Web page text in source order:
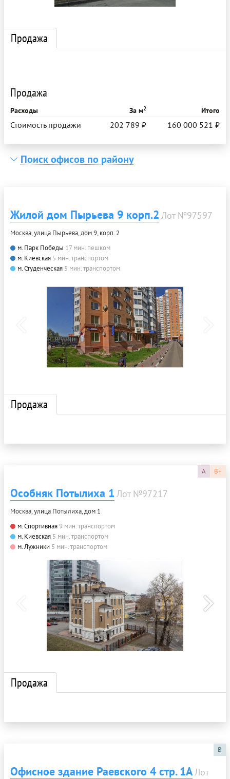
Продажа
Продажа
Расходы За м2 Итого
Стоимость продажи 202 789 ₽ 160 000 521 ₽
Поиск офисов по району
Жилой дом Пырьева 9 корп.2 Лот №97597
Москва, улица Пырьева, дом 9, корп. 2
м. Парк Победы 17 мин. пешком
м. Киевская 5 мин. транспортом
м. Студенческая 5 мин. транспортом
Продажа
A B+
Особняк Потылиха 1 Лот №97217
Москва, улица Потылиха, дом 1
м. Спортивная9 мин. транспортом
м. Киевская 5 мин. транспортом
м. Лужники 5 мин. транспортом
Продажа
B
Офисное здание Раевского 4 стр. 1А Лот